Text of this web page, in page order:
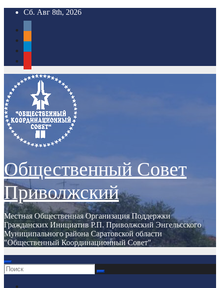
Перейти
содержимому
Сб. Авг 8th, 2026
Общественный Совет
Приволжский
Местная Общественная Организация Поддержки
Гражданских Инициатив Р.П. Приволжский Энгельсского
Муниципального района Саратовской области
"Общественный Координационный Совет"